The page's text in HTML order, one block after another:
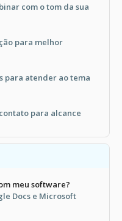
com o tom da sua
para melhor
para atender ao tema
para alcance
meu software?
Docs e Microsoft